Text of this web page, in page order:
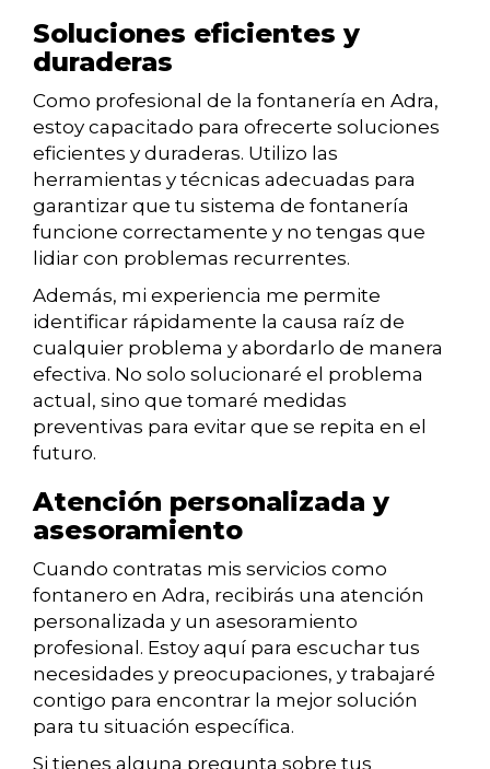
Soluciones eficientes y
duraderas
Como profesional de la fontanería en Adra,
estoy capacitado para ofrecerte soluciones
eficientes y duraderas. Utilizo las
herramientas y técnicas adecuadas para
garantizar que tu sistema de fontanería
funcione correctamente y no tengas que
lidiar con problemas recurrentes.
Además, mi experiencia me permite
identificar rápidamente la causa raíz de
cualquier problema y abordarlo de manera
efectiva. No solo solucionaré el problema
actual, sino que tomaré medidas
preventivas para evitar que se repita en el
futuro.
Atención personalizada y
asesoramiento
Cuando contratas mis servicios como
fontanero en Adra, recibirás una atención
personalizada y un asesoramiento
profesional. Estoy aquí para escuchar tus
necesidades y preocupaciones, y trabajaré
contigo para encontrar la mejor solución
para tu situación específica.
Si tienes alguna pregunta sobre tus